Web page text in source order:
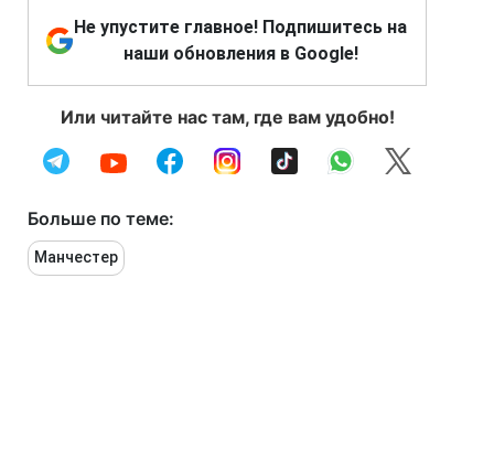
Не упустите главное! Подпишитесь на
наши обновления в Google!
Или читайте нас там, где вам удобно!
Больше по теме:
Манчестер